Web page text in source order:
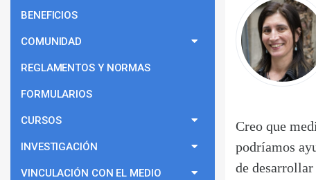
Creo que
podríamos
de
BENEFICIOS
COMUNIDAD
REGLAMENTOS Y NORMAS
FORMULARIOS
CURSOS
INVESTIGACIÓN
VINCULACIÓN CON EL MEDIO